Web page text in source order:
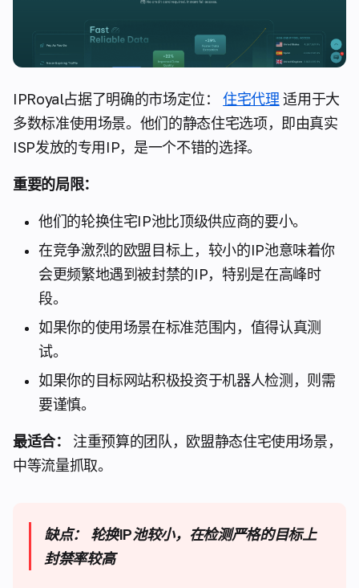
IPRoyal占据了明确的市场定位：住宅代理 适用于大
多数标准使用场景。他们的静态住宅选项，即由真实
ISP发放的专用IP，是一个不错的选择。
重要的局限：
他们的轮换住宅IP池比顶级供应商的要小。
在竞争激烈的欧盟目标上，较小的IP池意味着你
会更频繁地遇到被封禁的IP，特别是在高峰时
段。
如果你的使用场景在标准范围内，值得认真测
试。
如果你的目标网站积极投资于机器人检测，则需
要谨慎。
最适合：
注重预算的团队，欧盟静态住宅使用场景，
中等流量抓取。
缺点：
轮换IP池较小，在检测严格的目标上
封禁率较高